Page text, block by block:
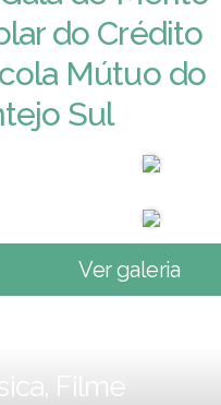
do Crédito
Mútuo do
Sul
Ver galeria
Filme